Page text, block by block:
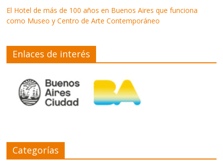
El Hotel de más de 100 años en Buenos Aires que funciona
como Museo y Centro de Arte Contemporáneo
Enlaces de interés
Categorías